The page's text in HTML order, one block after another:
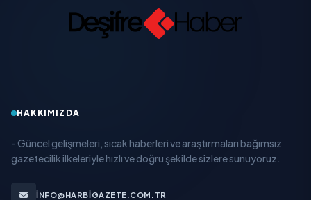
HAKKIMIZDA
- Güncel gelişmeleri, sıcak haberleri ve araştırmaları bağımsız
gazetecilik ilkeleriyle hızlı ve doğru şekilde sizlere sunuyoruz.
INFO@HARBIGAZETE.COM.TR